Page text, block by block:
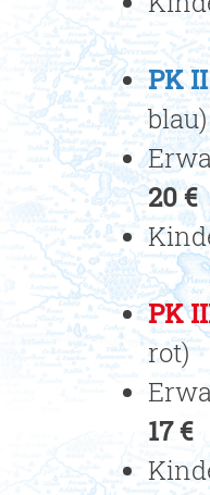
PK II
blau)
20 €
PK
rot)
17 €